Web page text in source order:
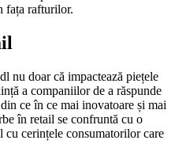
fața rafturilor.
nu doar că impactează piețele
a companiilor de a răspunde
ce în ce mai inovatoare și mai
în retail se confruntă cu o
cu cerințele consumatorilor care